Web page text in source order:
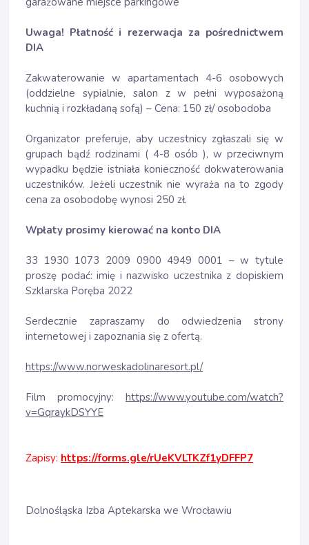
Uwaga! Płatność i rezerwacja za pośrednictwem
DIA
Zakwaterowanie w apartamentach 4-6 osobowych
(oddzielne sypialnie, salon z w pełni wyposażoną
kuchnią i rozkładaną sofą) – Cena: 150 zł/ osobodoba
Organizator preferuje, aby uczestnicy zgłaszali się w
grupach bądź rodzinami ( 4-8 osób ), w przeciwnym
wypadku będzie istniała konieczność dokwaterowania
uczestników. Jeżeli uczestnik nie wyraża na to zgody
cena za osobodobę wynosi 250 zł.
Wpłaty prosimy kierować na konto DIA
33 1930 1073 2009 0900 4949 0001 – w tytule
proszę podać: imię i nazwisko uczestnika z dopiskiem
Szklarska Poręba 2022
Serdecznie zapraszamy do odwiedzenia strony
internetowej i zapoznania się z ofertą.
https://www.norweskadolinaresort.pl/
Film promocyjny: https://www.youtube.com/watch?
v=GqraykDSYYE
Zapisy: https://forms.gle/rUeKVLTKZf1yDFFP7
Dolnośląska Izba Aptekarska we Wrocławiu